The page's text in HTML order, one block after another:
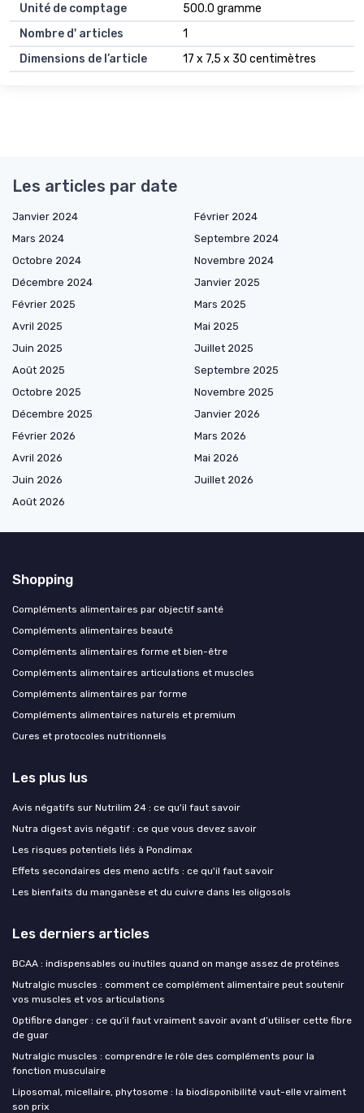
Unité de comptage
500.0 gramme
Nombre d' articles
1
Dimensions de l’article
17 x 7,5 x 30 centimètres
Les articles par date
Janvier 2024
Février 2024
Mars 2024
Septembre 2024
Octobre 2024
Novembre 2024
Décembre 2024
Janvier 2025
Février 2025
Mars 2025
Avril 2025
Mai 2025
Juin 2025
Juillet 2025
Août 2025
Septembre 2025
Octobre 2025
Novembre 2025
Décembre 2025
Janvier 2026
Février 2026
Mars 2026
Avril 2026
Mai 2026
Juin 2026
Juillet 2026
Août 2026
Shopping
Compléments alimentaires par objectif santé
Compléments alimentaires beauté
Compléments alimentaires forme et bien-être
Compléments alimentaires articulations et muscles
Compléments alimentaires par forme
Compléments alimentaires naturels et premium
Cures et protocoles nutritionnels
Les plus lus
Avis négatifs sur Nutrilim 24 : ce qu'il faut savoir
Nutra digest avis négatif : ce que vous devez savoir
Les risques potentiels liés à Pondimax
Effets secondaires des meno actifs : ce qu'il faut savoir
Les bienfaits du manganèse et du cuivre dans les oligosols
Les derniers articles
BCAA : indispensables ou inutiles quand on mange assez de protéines
Nutralgic muscles : comment ce complément alimentaire peut soutenir
vos muscles et vos articulations
Optifibre danger : ce qu’il faut vraiment savoir avant d’utiliser cette fibre
de guar
Nutralgic muscles : comprendre le rôle des compléments pour la
fonction musculaire
Liposomal, micellaire, phytosome : la biodisponibilité vaut-elle vraiment
son prix